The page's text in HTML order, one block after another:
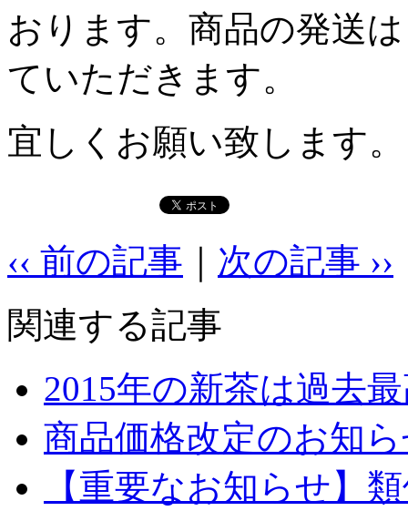
おります。商品の発送
ていただきます。
宜しくお願い致します。
‹‹ 前の記事
次の記事 ››
関連する記事
2015年の新茶は過去
商品価格改定のお知
【重要なお知らせ】